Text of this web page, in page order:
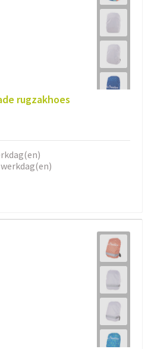
rugzakhoes